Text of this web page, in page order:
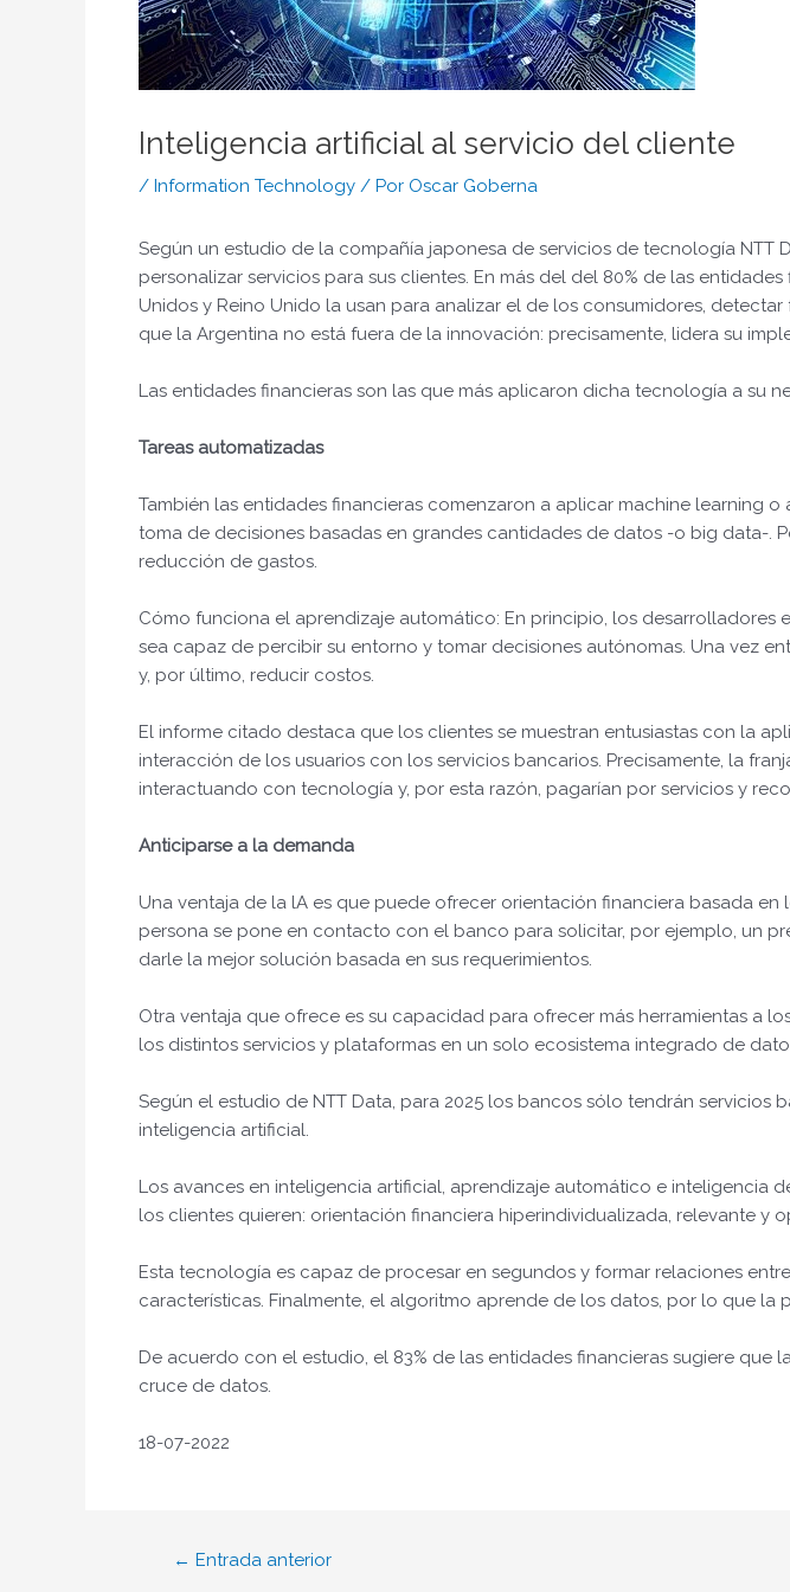
Inteligencia artificial al servicio del cliente
/ Information Technology / Por Oscar Goberna
Según un estudio de la compañía japonesa de servicios de tecnología NTT
personalizar servicios para sus clientes. En más del del 80% de las
Unidos y Reino Unido la usan para analizar el de los consumidores,
que la Argentina no está fuera de la innovación: precisamente, lidera su
Las entidades financieras son las que más aplicaron dicha tecnología a su
Tareas automatizadas
También las entidades financieras comenzaron a aplicar machine learning
toma de decisiones basadas en grandes cantidades de datos -o big data-
reducción de gastos.
Cómo funciona el aprendizaje automático: En principio, los
sea capaz de percibir su entorno y tomar decisiones autónomas. Una vez
y, por último, reducir costos.
El informe citado destaca que los clientes se muestran entusiastas con la
interacción de los usuarios con los servicios bancarios. Precisamente, la
interactuando con tecnología y, por esta razón, pagarían por servicios y
Anticiparse a la demanda
Una ventaja de la lA es que puede ofrecer orientación financiera basada
persona se pone en contacto con el banco para solicitar, por ejemplo, un
darle la mejor solución basada en sus requerimientos.
Otra ventaja que ofrece es su capacidad para ofrecer más herramientas a
los distintos servicios y plataformas en un solo ecosistema integrado de
Según el estudio de NTT Data, para 2025 los bancos sólo tendrán
inteligencia artificial.
Los avances en inteligencia artificial, aprendizaje automático e
los clientes quieren: orientación financiera hiperindividualizada, relevante y
Esta tecnología es capaz de procesar en segundos y formar relaciones
características. Finalmente, el algoritmo aprende de los datos, por lo que la
De acuerdo con el estudio, el 83% de las entidades financieras sugiere
cruce de datos.
18-07-2022
← Entrada anterior